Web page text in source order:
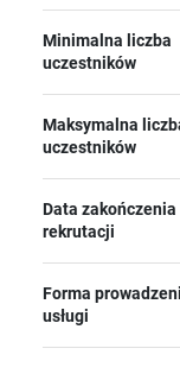
Minimalna liczba
uczestników
Maksymalna
uczestników
Data zakończenia
rekrutacji
Forma
usługi